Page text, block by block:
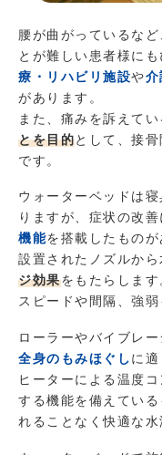
腰が曲がっているな
とが難しい患者様に
療・リハビリ施設や介
があります。
また、痛みを訴えて
とを目的として、接
です。
ウォーターベッドは
りますが、症状の改
機能を搭載したものが
設置されたノズルから
ジ効果をもたらします
スピードや間隔、強弱
ローラーやバイブレ
全身のもみほぐしに適
ヒーターによる温度
する機能を備えてい
れることなく快適な水